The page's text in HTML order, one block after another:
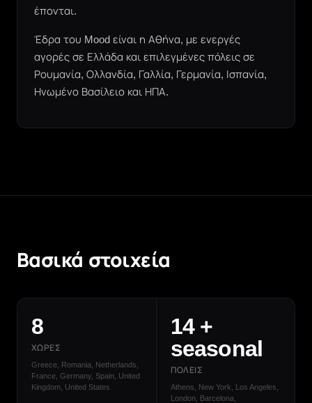
έπονται.
Έδρα του Mood είναι η Αθήνα, με ενεργές
αγορές σε Ελλάδα και επιλεγμένες πόλεις σε
Ρουμανία, Ολλανδία, Γαλλία, Γερμανία, Ισπανία,
Ηνωμένο Βασίλειο και ΗΠΑ.
Βασικά στοιχεία
8
ΧΏΡΕΣ
Greece, Romania, Netherlands,
France, Germany, Spain, United
Kingdom, United States
14 +
seasonal
ΠΌΛΕΙΣ
Athens, New York, Los Angeles,
London, Barcelona,